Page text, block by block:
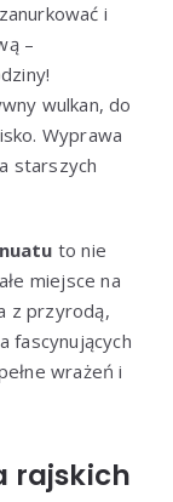
i
–
wulkan, do
Wyprawa
starszych
to nie
miejsce na
z przyrodą,
fascynujących
wrażeń i
rajskich